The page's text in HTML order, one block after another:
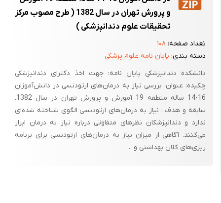
و پرورش تهران در سال 1382 ( طرح مصوب مرکز
تحقیقات علوم دندانپزشکی )
تعداد صفحه: ۱۰۸
دسته بندی: پایان نامه علوم پزشکی
دانشکده دندانپزشکی پایان نامه: جهت اخذ دکترای دندانپزشکی
چکیده: عنوان: بررسی نیاز به درمان‌های ارتودنسی در دانش‌آموزان
16-14 ساله منطقه 19 آموزش و پرورش تهران در سال 1382.
سابقه و هدف : نیاز به درمان‌های ارتودنسی الگوی شناخته شده‌ای
ندارد و دندانپزشکان نظرهای متفاوتی درباره نیاز به درمان ابراز
می‌کنند. آگاهی از میزان نیاز به درمان‌های ارتودنسی برای برنامه
ریزی‌های کلان بهداشتی و ...